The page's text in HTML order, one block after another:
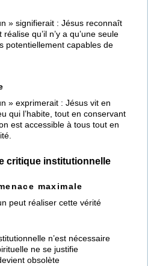
» signifierait : Jésus reconnaît
qu’il n’y a qu’une seule
potentiellement capables de
» exprimerait : Jésus vit en
qui l’habite, tout en conservant
est accessible à tous tout en
critique institutionnelle
maximale
peut réaliser cette vérité
n’est nécessaire
ne se justifie
obsolète